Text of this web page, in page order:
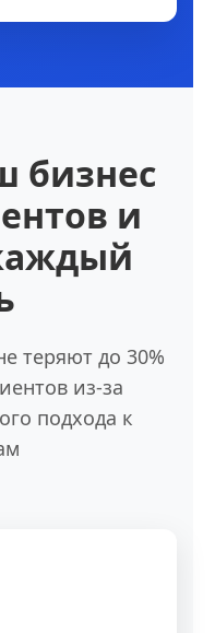
бизнес
и
теряют до 30%
из-за
подхода к